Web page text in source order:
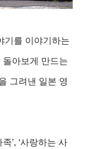
기를 이야기하는
아보게 만드는
그려낸 일본 영
족’, ‘사랑하는 사